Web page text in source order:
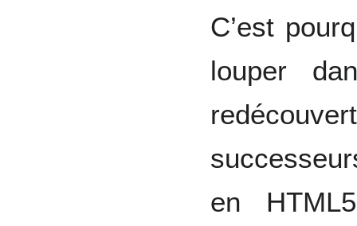
C’est
louper
en